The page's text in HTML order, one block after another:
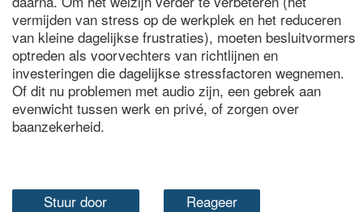
vermijden van stress op de werkplek en het reduceren
van kleine dagelijkse frustraties), moeten besluitvormers
optreden als voorvechters van richtlijnen en
investeringen die dagelijkse stressfactoren wegnemen.
Of dit nu problemen met audio zijn, een gebrek aan
evenwicht tussen werk en privé, of zorgen over
baanzekerheid.
Stuur door Reageer